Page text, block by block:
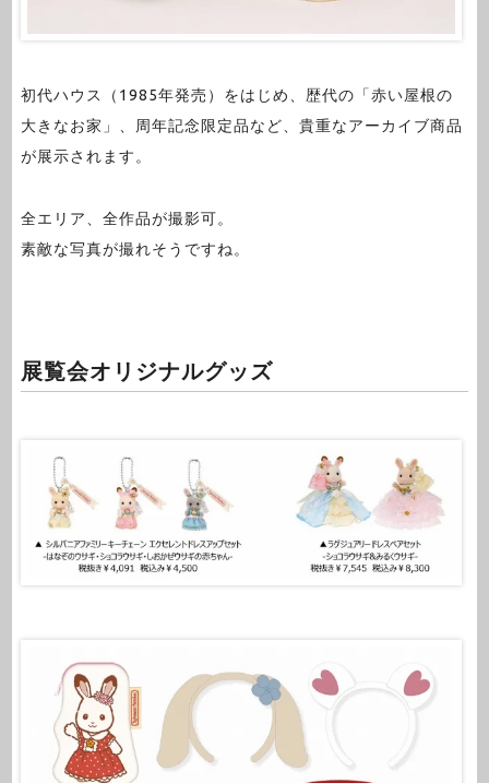
初代ハウス（1985年発売）をはじめ、歴代の「赤い屋根の
大きなお家」、周年記念限定品など、貴重なアーカイブ商品
が展示されます。
全エリア、全作品が撮影可。
素敵な写真が撮れそうですね。
展覧会オリジナルグッズ